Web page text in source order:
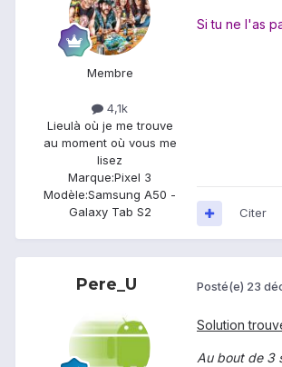
Membre
4,1k
Lieulà où je me trouve
au moment où vous me
lisez
Marque:Pixel 3
Modèle:Samsung A50 -
Galaxy Tab S2
Si tu ne l'as
Citer
Pere_U Posté(e) 23
Solution
Au bout de 3